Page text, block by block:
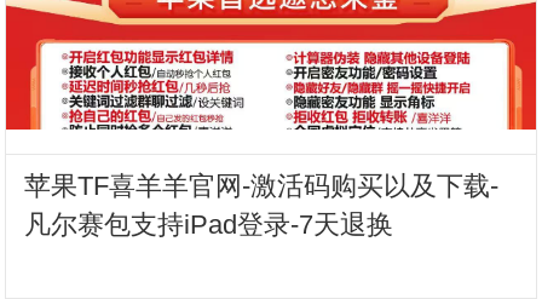
苹果TF喜羊羊官网-激活码购买以及下载-
凡尔赛包支持iPad登录-7天退换